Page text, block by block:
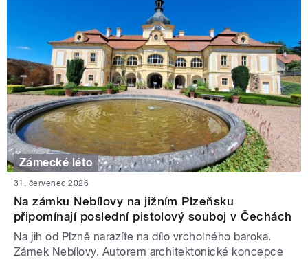
Zámecké léto
31. červenec 2026
Na zámku Nebílovy na jižním Plzeňsku
připomínají poslední pistolový souboj v Čechách
Na jih od Plzně narazíte na dílo vrcholného baroka.
Zámek Nebílovy. Autorem architektonické koncepce